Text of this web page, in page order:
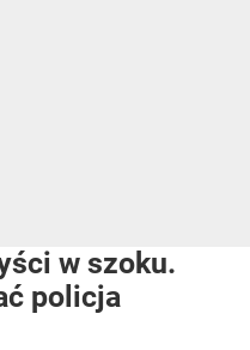
w szoku.
policja